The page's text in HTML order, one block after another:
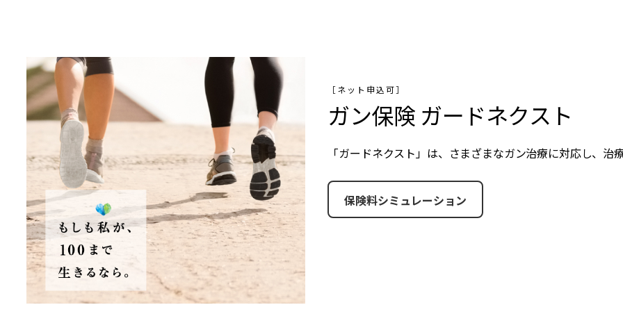
［ネット申込可］
ガン保険 ガードネクスト
「ガードネクスト」は、さまざまなガン治療に対応し、治
保険料シミュレーション